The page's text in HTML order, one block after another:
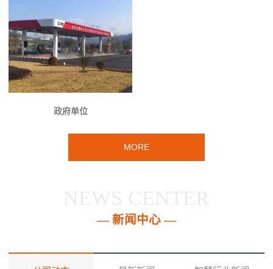
政府单位
MORE
— 新闻中心 —